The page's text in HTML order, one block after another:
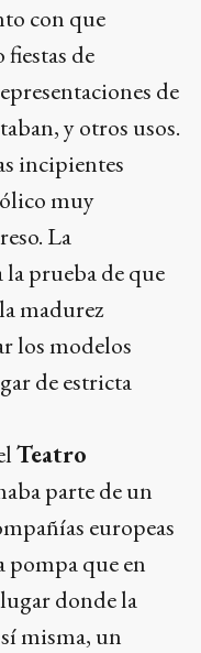
con que
de
de
y otros usos.
incipientes
muy
La
prueba de que
madurez
los modelos
de estricta
Teatro
parte de un
europeas
pompa que en
donde la
misma, un